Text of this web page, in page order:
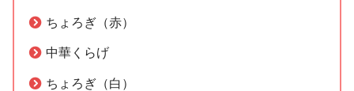
ちょろぎ（赤）
中華くらげ
ちょろぎ（白）